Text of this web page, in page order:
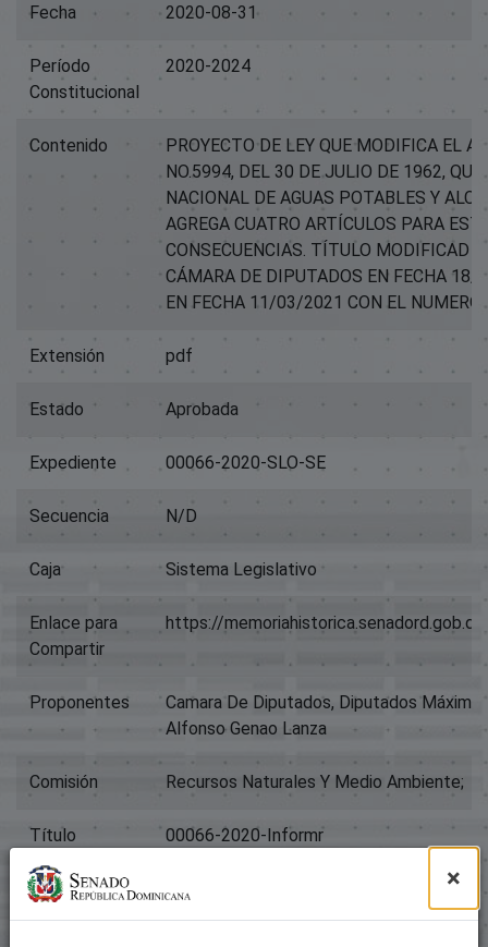
Fecha 2020-08-31
Período
Constitucional
2020-2024
Contenido
PROYECTO DE LEY QUE MODIFICA EL
NO.5994, DEL 30 DE JULIO DE 1962,
NACIONAL DE AGUAS POTABLES Y
AGREGA CUATRO ARTÍCULOS PARA
CONSECUENCIAS. TÍTULO MODIFICAD -
CÁMARA DE DIPUTADOS EN FECHA
EN FECHA 11/03/2021 CON EL
Extensión pdf
Estado Aprobada
Expediente 00066-2020-SLO-SE
Secuencia N/D
Caja Sistema Legislativo
Enlace para
Compartir
https://
Proponentes
Camara De Diputados, Diputados
Alfonso Genao Lanza
Comisión Recursos Naturales Y Medio Ambiente;
Título 00066-2020-Informr
Tipo Proyectos De Ley ×